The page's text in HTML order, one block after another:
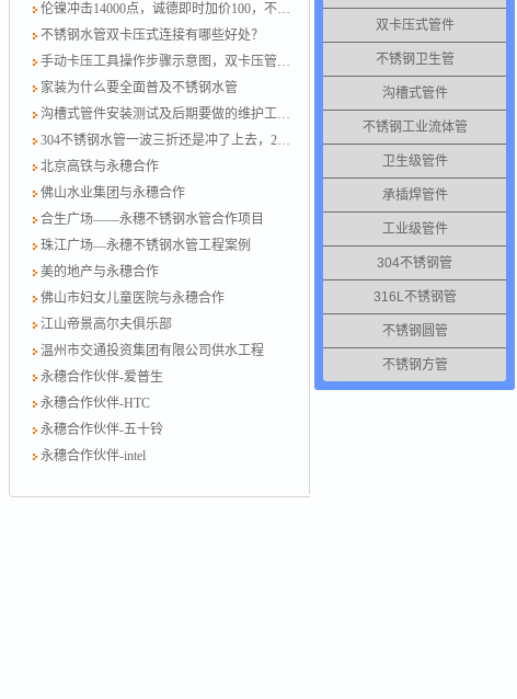
伦镍冲击14000点，诚德即时加价100，不锈钢水管厂家跟紧了别掉队！
不锈钢水管双卡压式连接有哪些好处？
手动卡压工具操作步骤示意图，双卡压管件链接方法图示
家装为什么要全面普及不锈钢水管
沟槽式管件安装测试及后期要做的维护工作？
304不锈钢水管一波三折还是冲了上去，201跟着节奏走，今日板卷市场涨50-100
北京高铁与永穗合作
佛山水业集团与永穗合作
合生广场——永穗不锈钢水管合作项目
珠江广场—永穗不锈钢水管工程案例
美的地产与永穗合作
佛山市妇女儿童医院与永穗合作
江山帝景高尔夫俱乐部
温州市交通投资集团有限公司供水工程
永穗合作伙伴-爱普生
永穗合作伙伴-HTC
永穗合作伙伴-五十铃
永穗合作伙伴-intel
双卡压式管件
不锈钢卫生管
沟槽式管件
不锈钢工业流体管
卫生级管件
承插焊管件
工业级管件
304不锈钢管
316L不锈钢管
不锈钢圆管
不锈钢方管